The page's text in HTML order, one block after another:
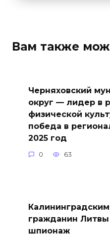
Вам также
Черняховский
округ — лидер в
физической
победа в
2025 год
0 63
гражданин
шпионаж